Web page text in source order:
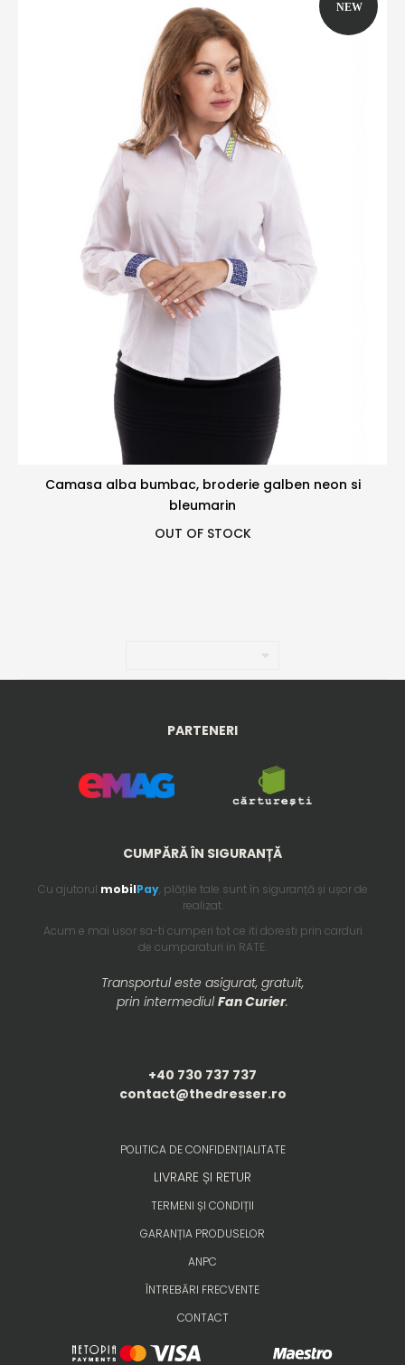
Camasa alba bumbac, broderie galben neon si
bleumarin
OUT OF STOCK
PARTENERI
CUMPĂRĂ ÎN SIGURANȚĂ
Cu ajutorul mobilPay, plățile tale sunt în siguranță și ușor de
realizat.
Acum e mai usor sa-ti cumperi tot ce iti doresti prin carduri
de cumparaturi in RATE.
Transportul este asigurat, gratuit,
prin intermediulFan Curier.
+40 730 737 737
contact@thedresser.ro
POLITICA DE CONFIDENȚIALITATE
LIVRARE ȘI RETUR
TERMENI ȘI CONDIȚII
GARANȚIA PRODUSELOR
ANPC
ÎNTREBĂRI FRECVENTE
CONTACT